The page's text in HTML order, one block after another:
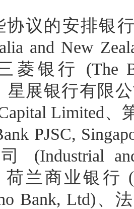
协议的安排银
and New
菱银行 (The
星展银行有限公
Limited、
PJSC,
(Industrial
荷兰商业银行
Bank, Ltd)、